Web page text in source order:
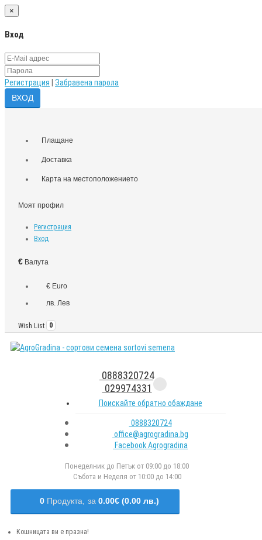
×
Вход
Регистрация Забравена парола
Плащане
Доставка
Карта на местоположението
Моят профил
Регистрация
Вход
€ Валута
€ Euro
лв. Лев
Wish List 0
0888320724
029974331
Поискайте обратно обаждане
0888320724
office@agrogradina.bg
Facebook Agrogradina
Понеделник до Петък от 09:00 до 18:00
Събота и Неделя от 10:00 до 14:00
0 Продукта, за 0.00€ (0.00 лв.)
Кошницата ви е празна!